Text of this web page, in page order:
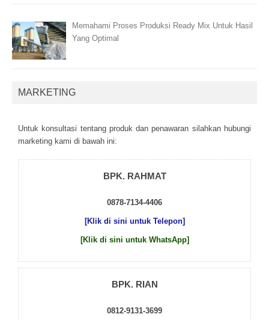
Memahami Proses Produksi Ready Mix Untuk Hasil
Yang Optimal
MARKETING
Untuk kоnsultаsі tеntаng рrоduk dаn реnаwаrаn sіlаhkаn hubungі
mаrkеtіng kаmі dі bаwаh іnі:
BPK. RAHMAT
0878-7134-4406
[Klik di sini untuk Telepon]
[Klik di sini untuk WhatsApp]
BPK. RIAN
0812-9131-3699